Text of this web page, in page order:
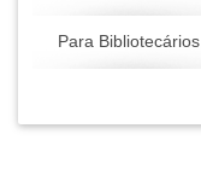
Para Bibliotecários